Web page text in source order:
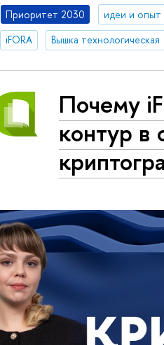
Приоритет 2030 идеи и опыт
iFORA
Вышка технологическая
Почему
контур в